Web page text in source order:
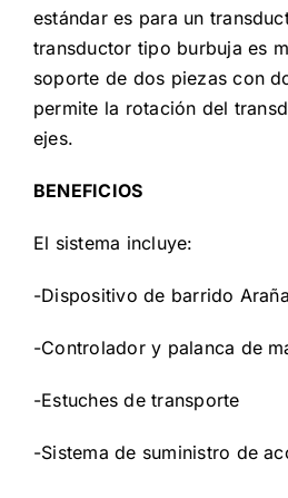
estándar es para un
transductor tipo burbuja es
soporte de dos piezas con
permite la rotación del
ejes.
BENEFICIOS
El sistema incluye:
-Dispositivo de barrido
-Controlador y palanca de
-Estuches de transporte
-Sistema de suministro de